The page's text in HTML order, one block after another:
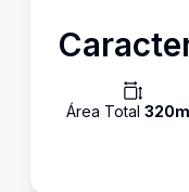
Área Total 320